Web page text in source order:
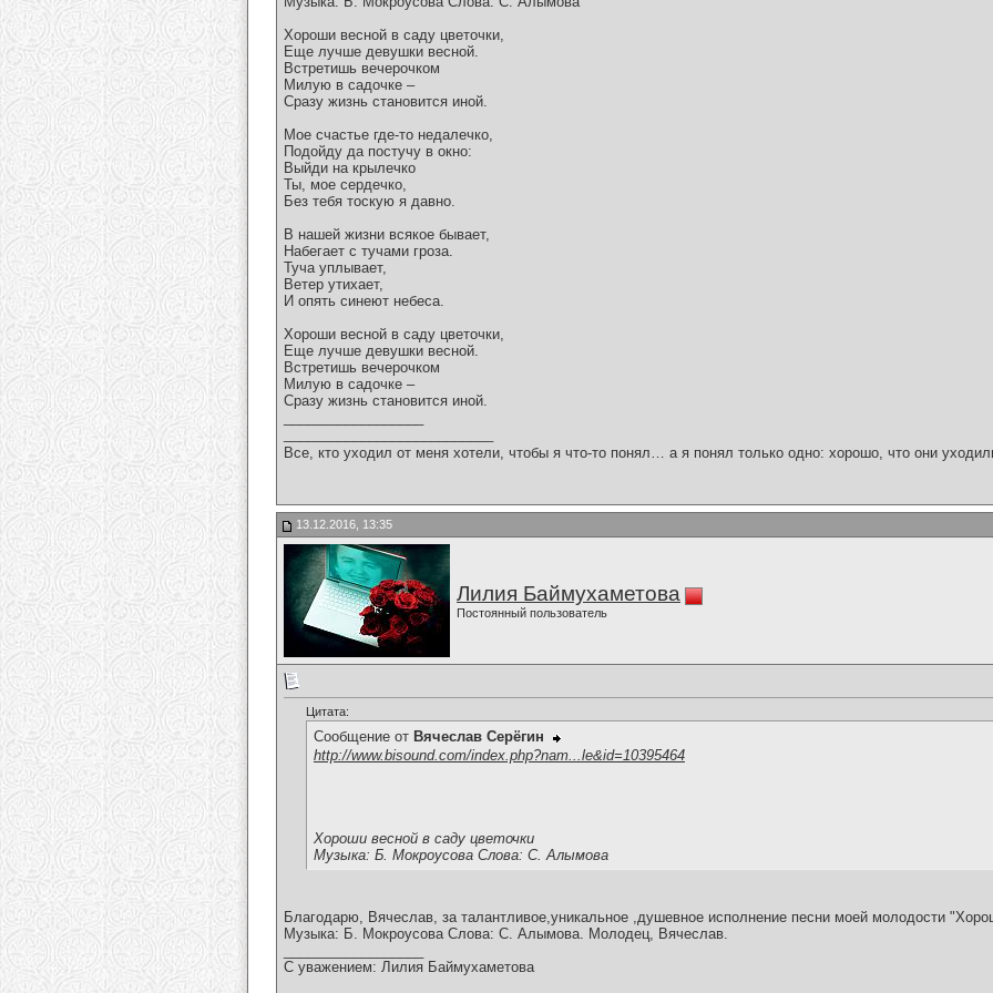
Хороши весной в саду цветочки,
Еще лучше девушки весной.
Встретишь вечерочком
Милую в садочке –
Сразу жизнь становится иной.
Мое счастье где-то недалечко,
Подойду да постучу в окно:
Выйди на крылечко
Ты, мое сердечко,
Без тебя тоскую я давно.
В нашей жизни всякое бывает,
Набегает с тучами гроза.
Туча уплывает,
Ветер утихает,
И опять синеют небеса.
Хороши весной в саду цветочки,
Еще лучше девушки весной.
Встретишь вечерочком
Милую в садочке –
Сразу жизнь становится иной.
Все, кто уходил от меня хотели, чтобы я что-то понял… а я понял только одно: хорошо, что они
13.12.2016, 13:35
Лилия Баймухаметова
Постоянный пользователь
Цитата:
Сообщение от Вячеслав Серёгин
http://www.bisound.com/index.php?nam...le&id=10395464
Хороши весной в саду цветочки
Музыка: Б. Мокроусова Слова: С. Алымова
Благодарю, Вячеслав, за талантливое,уникальное ,душевное исполнение песни моей молодости
Музыка: Б. Мокроусова Слова: С. Алымова. Молодец, Вячеслав.
С уважением: Лилия Баймухаметова